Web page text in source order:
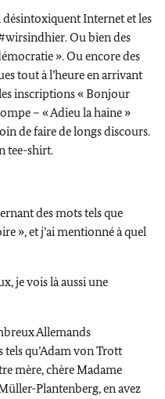
désintoxiquent Internet et les
wirsindhier.Ou bien des
». Ou encore des
tout à l’heure en arrivant
inscriptions « Bonjour
– « Adieu la haine »
de faire de longs discours.
tee-shirt.
des mots tels que
», et j’ai mentionné à quel
je vois là aussi une
Allemands
telsqu’Adam von Trott
mère, chère Madame
Plantenberg, en avez